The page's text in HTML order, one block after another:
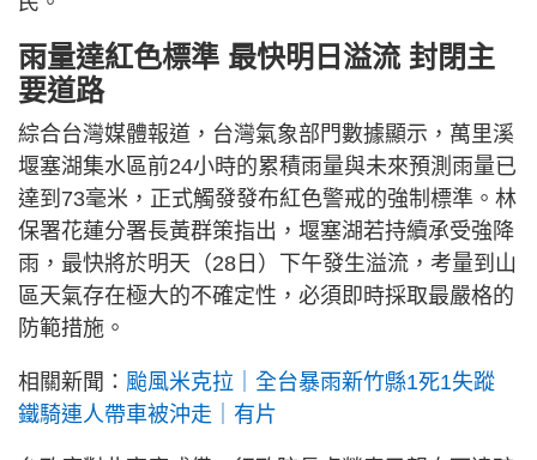
雨量達紅色標準 最快明日溢流 封閉主
要道路
綜合台灣媒體報道，台灣氣象部門數據顯示，萬里溪
堰塞湖集水區前24小時的累積雨量與未來預測雨量已
達到73毫米，正式觸發發布紅色警戒的強制標準。林
保署花蓮分署長黃群策指出，堰塞湖若持續承受強降
雨，最快將於明天（28日）下午發生溢流，考量到山
區天氣存在極大的不確定性，必須即時採取最嚴格的
防範措施。
相關新聞： 颱風米克拉｜全台暴雨新竹縣1死1失蹤
鐵騎連人帶車被沖走｜有片